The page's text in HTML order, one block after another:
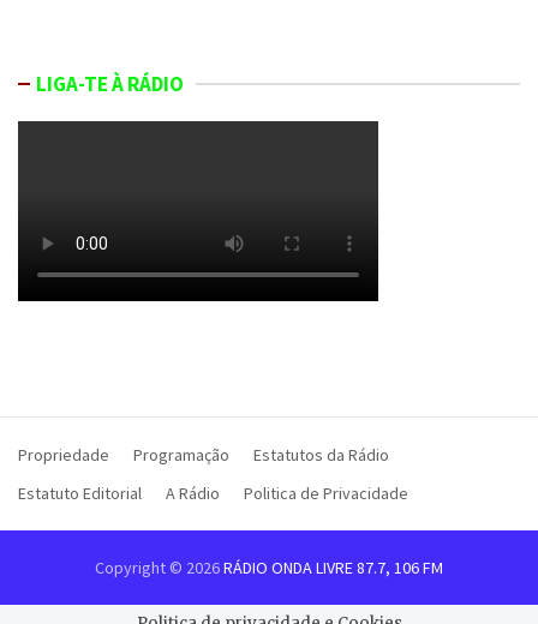
LIGA-TE À RÁDIO
Propriedade Programação
Estatutos da Rádio
Estatuto Editorial
A Rádio Politica de Privacidade
Copyright © 2026RÁDIO ONDA LIVRE 87.7, 106 FM